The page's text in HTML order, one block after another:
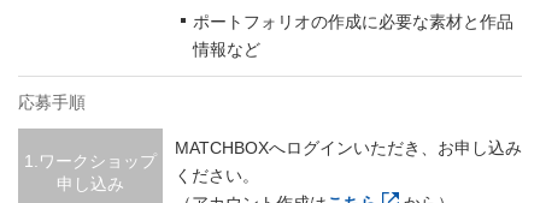
ポートフォリオの作成に必要な素材と作品
情報など
応募手順
1.ワークショップ
申し込み
MATCHBOXへログインいただき、お申し込み
ください。